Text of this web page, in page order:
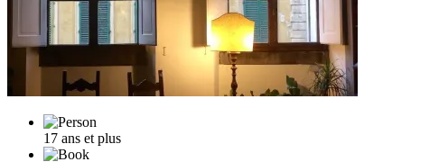
17 ans et plus